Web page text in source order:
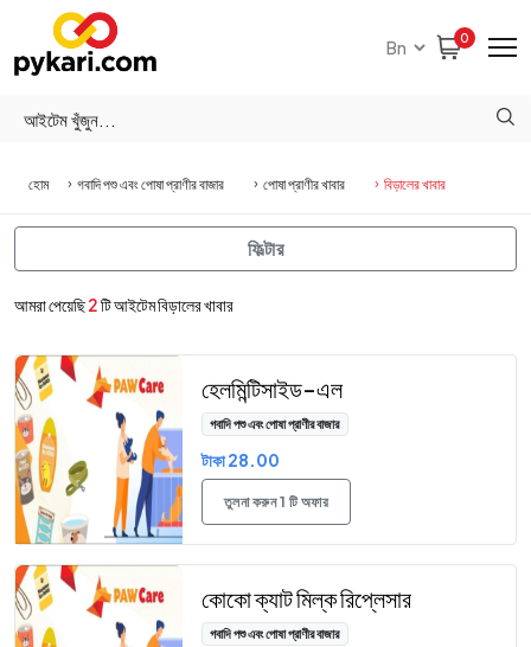
0
হোম গবাদি পশু এবং পোষা প্রাণীর বাজার পোষা প্রাণীর খাবার বিড়ালের খাবার
আমরা পেয়েছি2টি আইটেম বিড়ালের খাবার
হেলমিন্টিসাইড-এল
গবাদি পশু এবং পোষা প্রাণীর বাজার
টাকা 28.00
তুলনা করুন 1 টি অফার
কোকো ক্যাট মিল্ক রিপ্লেসার
গবাদি পশু এবং পোষা প্রাণীর বাজার
ফিল্টার